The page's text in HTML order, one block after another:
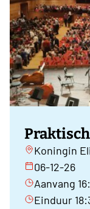
Koningin
06-12-26
Aanvang
Einduur